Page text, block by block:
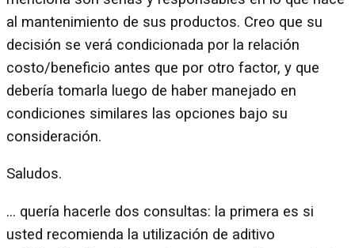
al mantenimiento de sus productos. Creo que su
decisión se verá condicionada por la relación
costo/beneficio antes que por otro factor, y que
debería tomarla luego de haber manejado en
condiciones similares las opciones bajo su
consideración.
Saludos.
… quería hacerle dos consultas: la primera es si
usted recomienda la utilización de aditivo